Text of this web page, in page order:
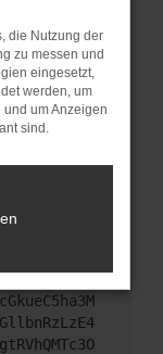
dazu führen,
versucht
versuchen,
uns diesen
zu
die Nutzung der
zu messen und
eingesetzt,
werden, um
um Anzeigen
sind.